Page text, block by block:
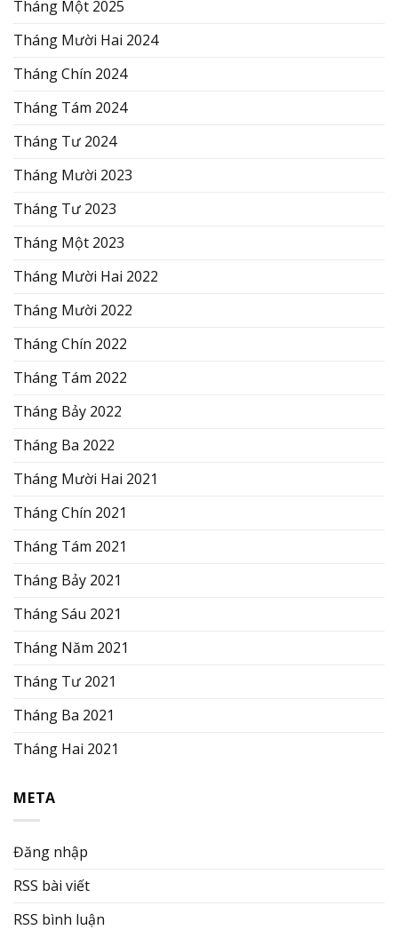
Tháng Một 2025
Tháng Mười Hai 2024
Tháng Chín 2024
Tháng Tám 2024
Tháng Tư 2024
Tháng Mười 2023
Tháng Tư 2023
Tháng Một 2023
Tháng Mười Hai 2022
Tháng Mười 2022
Tháng Chín 2022
Tháng Tám 2022
Tháng Bảy 2022
Tháng Ba 2022
Tháng Mười Hai 2021
Tháng Chín 2021
Tháng Tám 2021
Tháng Bảy 2021
Tháng Sáu 2021
Tháng Năm 2021
Tháng Tư 2021
Tháng Ba 2021
Tháng Hai 2021
META
Đăng nhập
RSS bài viết
RSS bình luận